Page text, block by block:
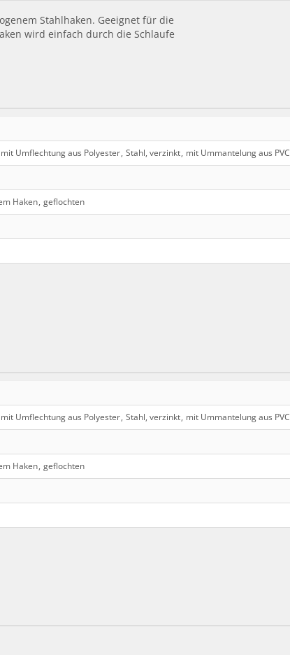
Stahlhaken. Geeignet für die
wird einfach durch die Schlaufe
Umflechtung aus Polyester, Stahl, verzinkt, mit Ummantelung aus PVC
Haken, geflochten
Umflechtung aus Polyester, Stahl, verzinkt, mit Ummantelung aus PVC
Haken, geflochten